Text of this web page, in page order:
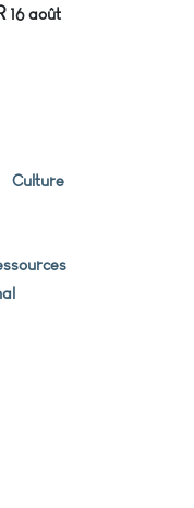
16 août
Culture